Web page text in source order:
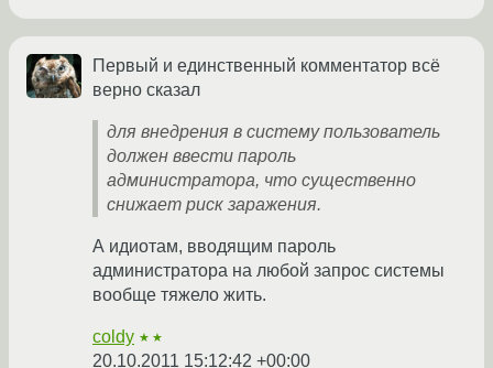
Первый и единственный комментатор всё
верно сказал
для внедрения в систему пользователь
должен ввести пароль
администратора, что существенно
снижает риск заражения.
А идиотам, вводящим пароль
администратора на любой запрос системы
вообще тяжело жить.
coldy ★★
20.10.2011 15:12:42 +00:00